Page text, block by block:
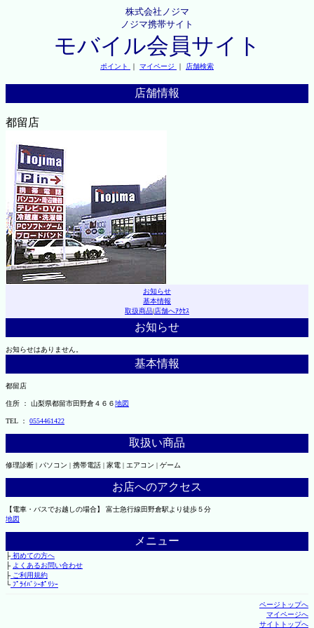
株式会社ノジマ
ノジマ携帯サイト
モバイル会員サイト
ポイント ｜ マイページ ｜ 店舗検索
店舗情報
都留店
お知らせ
基本情報
取扱商品|店舗へｱｸｾｽ
お知らせ
お知らせはありません。
基本情報
都留店
住所 ： 山梨県都留市田野倉４６６地図
TEL ： 0554461422
取扱い商品
修理診断 | パソコン | 携帯電話 | 家電 | エアコン | ゲーム
お店へのアクセス
【電車・バスでお越しの場合】 富士急行線田野倉駅より徒歩５分
地図
メニュー
├初めての方へ
├ よくあるお問い合わせ
├ご利用規約
└ﾌﾟﾗｲﾊﾞｼｰﾎﾟﾘｼｰ
ページトップへ
マイページへ
サイトトップへ